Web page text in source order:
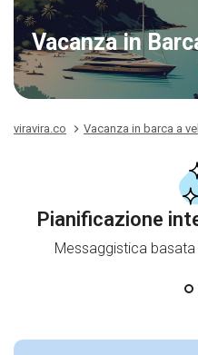
Vacanza in
viravira.co Vacanza in barca a
Pianificazione
Messaggistica